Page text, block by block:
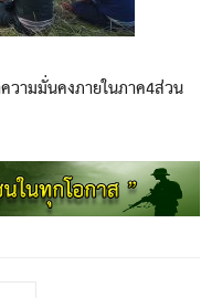
วามมั่นคงภายในภาค4ส่วน